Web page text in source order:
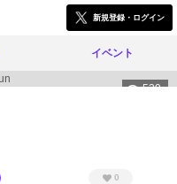
新規登録・ログイン
イベント
539
0